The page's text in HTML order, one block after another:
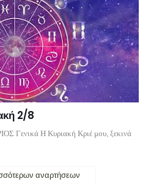
2/8
Γενικά Η Κυριακή Κριέ μου, ξεκινά
αναρτήσεων